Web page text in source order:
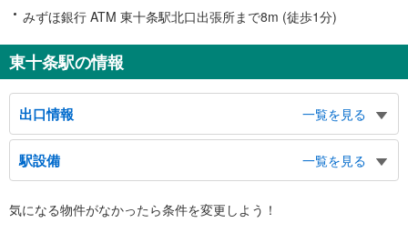
みずほ銀行 ATM 東十条駅北口出張所まで8m (徒歩1分)
東十条駅の情報
出口情報
一覧を見る
北口
東十条３～６丁目方面、中十条３・４丁目方面、赤羽西２．３丁目方面、十条
仲原２～４丁目方面、神谷１～３丁目方面
南口
駅設備
一覧を見る
※段差なしでの移動経路
気になる物件がなかったら条件を変更しよう！